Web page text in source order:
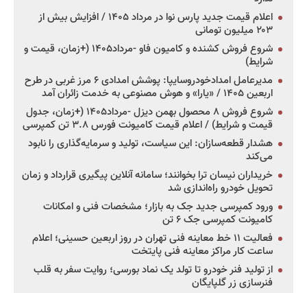
اعلام قیمت جدید پارس نوا در مرداد ۱۴۰۵ / افزایش بیش از
۲۰۳ میلیون تومانی
شروع فروش کشنده و کامیون فاو -مرداد۱۴۰۵ (+زمان، قیمت و
شرایط)
مدیرعامل امدادخودروسایپا: پوشش امدادی ۶ مرز غربی در طرح
اربعین ۱۴۰۵ / «یارا» و هوش مصنوعی به خدمت زائران آمد
شروع فروش ۸ محصول بهمن دیزل -مرداد۱۴۰۵ (+زمان، جدول
قیمت و شرایط) / اعلام قیمت کامیونت فورس ۳.۸ تن کمپرسی
هشدار قطعه‌سازان: این سیاست، تولید و سرمایه‌گذاری را نابود
می‌کند
خریداران نیسان ترا بخوانند؛ سامانه آنلاین پیگیری قرارداد و زمان
تحویل خودرو راه‌اندازی شد
ورود کمپرسی جدید جک به بازار؛ مشخصات فنی و امکانات
کامیونت کمپرسی جک ۶ تن
فعالیت ۱۱ خط معاینه فنی تهران در روز اربعین حسینی؛ اعلام
ساعت کار مراکز معاینه فنی پایتخت
از تولید فنر خودرو تا تولد یک نماد بورسی؛ روایت سفر به قلب
فنرسازی زر گلپایگان